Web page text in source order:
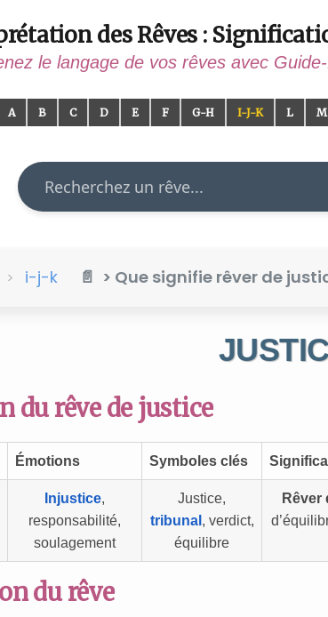
des Rêves :
le langage de vos rêves avec
A B C D E F G-H I-J-K L M
Rechercher
i-j-k > Que signifie rêver de
du rêve de justice
Émotions Symboles clés
Injustice,
responsabilité,
soulagement
Justice,
tribunal , verdict,
équilibre
Rêver
du rêve